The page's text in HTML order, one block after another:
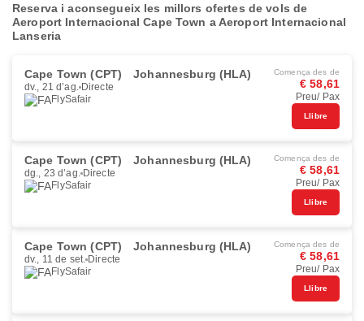
Reserva i aconsegueix les millors ofertes de vols de
Aeroport Internacional Cape Town a Aeroport Internacional
Lanseria
Cape Town (CPT) Johannesburg (HLA)
dv., 21 d’ag. Directe
FlySafair
Comença des de
€ 58,61
Preu/ Pax
Llibre
Cape Town (CPT) Johannesburg (HLA)
dg., 23 d’ag. Directe
FlySafair
Comença des de
€ 58,61
Preu/ Pax
Llibre
Cape Town (CPT) Johannesburg (HLA)
dv., 11 de set. Directe
FlySafair
Comença des de
€ 58,61
Preu/ Pax
Llibre